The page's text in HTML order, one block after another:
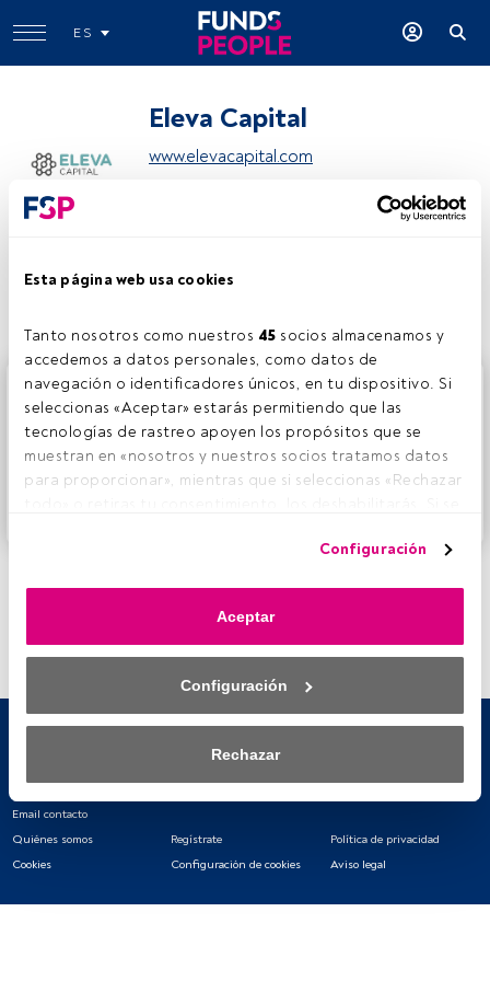
Esta página web usa cookies
Tanto nosotros como nuestros 45 socios almacenamos y
accedemos a datos personales, como datos de
navegación o identificadores únicos, en tu dispositivo. Si
seleccionas «Aceptar» estarás permitiendo que las
tecnologías de rastreo apoyen los propósitos que se
muestran en «nosotros y nuestros socios tratamos datos
para proporcionar», mientras que si seleccionas «Rechazar
anuncios que ves podrían dejar de ser relevantes para ti.
momento haciendo clic en el enlace «Preferencias de
privacidad» que aparece en la parte inferior de la página
la izquierda de la página web). Tus opciones tendrán
saber más, consulta nuestra política de privacidad.
datos para proporcionar:
activamente las características del dispositivo para su
identificación. Almacenar la información en un dispositivo
Configuración
Aceptar
Configuración
Rechazar
ES
Eleva Capital
www.elevacapital.com
Este es un artículo exclusivo para los usuarios registrados
de FundsPeople. Si ya estás registrado, accede desde el
botón Login. Si aún no tienes cuenta, te invitamos a
registrarte y disfrutar de todo el universo que ofrece
FundsPeople.
Email contacto
Quiénes somos
Regístrate
Política de privacidad
Cookies
Configuración de cookies Aviso legal